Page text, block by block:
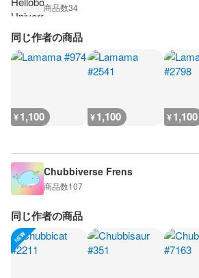
商品数34
同じ作者の商品
¥1,100 ¥1,100 ¥1,100
Chubbiverse Frens
商品数107
同じ作者の商品